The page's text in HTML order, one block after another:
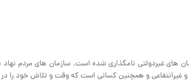
جهانی سازمان های غیردولتی نامگذاری شده است. سازمان های
غیرانتفاعی و همچنین کسانی است که وقت و تلاش خود را